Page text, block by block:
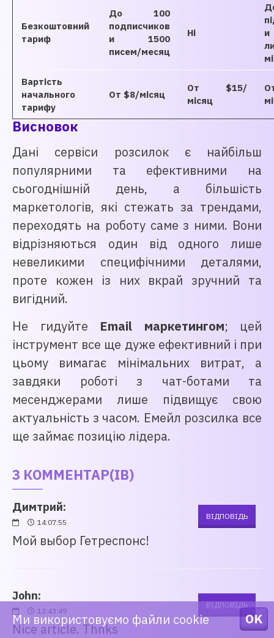
Безкоштовний
тариф
До 100
подписчиков
и 1500
писем/месяц
Ні
Вартість
начального
тарифу
От $8/місяц
От $15/
місяц
Висновок
Дані сервіси розсилок є найбільш
популярними та ефективними на
сьогоднішній день, а більшість
маркетологів, які стежать за трендами,
переходять на роботу саме з ними. Вони
відрізняються один від одного лише
невеликими специфічними деталями,
проте кожен із них вкрай зручний та
вигідний.
Не гидуйте Email маркетингом; цей
інструмент все ще дуже ефективний і при
цьому вимагає мінімальних витрат, а
завдяки роботі з чат-ботами та
месенджерами лише підвищує свою
актуальність з часом. Емейл розсилка все
ще займає позицію лідера.
3 КОММЕНТАР(ІВ)
Димтрий:
14:07:55
ВІДПОВІДЬ
Мой выбор Гетреспонс!
John:
12:43:49
ВІДПОВІДЬ
Nice article. Thnks
OK
Ми використовуємо файли cookie